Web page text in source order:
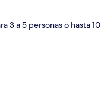
3 a 5 personas o hasta 10